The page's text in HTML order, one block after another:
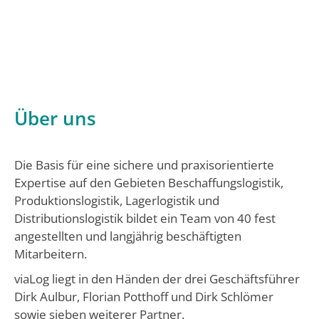
Über uns
Die Basis für eine sichere und praxisorientierte
Expertise auf den Gebieten Beschaffungslogistik,
Produktionslogistik, Lagerlogistik und
Distributionslogistik bildet ein Team von 40 fest
angestellten und langjährig beschäftigten
Mitarbeitern.
viaLog liegt in den Händen der drei Geschäftsführer
Dirk Aulbur, Florian Potthoff und Dirk Schlömer
sowie sieben weiterer Partner.